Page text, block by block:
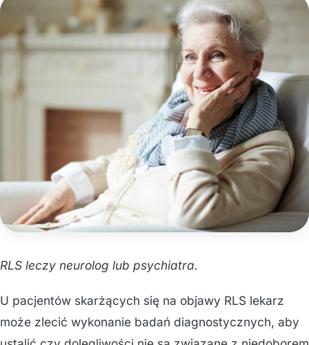
RLS leczy neurolog lub psychiatra.
U pacjentów skarżących się na objawy RLS lekarz
może zlecić wykonanie badań diagnostycznych, aby